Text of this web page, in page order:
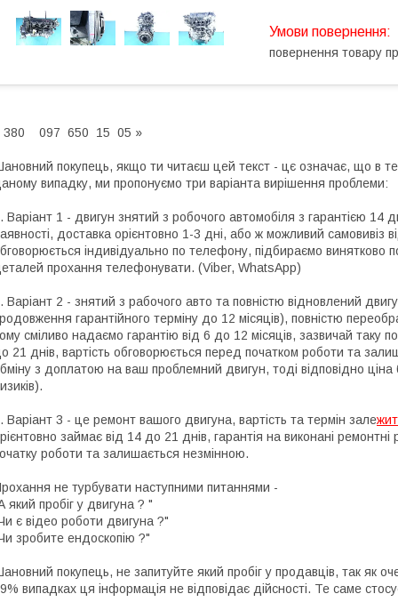
повернення товару
380 097 650 15 05 »
покупець, якщо ти читаєш цей текст - цє означає, що в
випадку, ми пропонуємо три варіанта вирішення проблеми:
Варіант 1 - двигун знятий з робочого автомобіля з гарантією 14
доставка орієнтовно 1-3 дні, або ж можливий самовивіз
індивідуально по телефону, підбираємо винятково
прохання телефонувати. (Viber, WhatsApp)
Варіант 2 - знятий з рабочого авто та повністю відновлений
гарантійного терміну до 12 місяців), повністю
сміливо надаємо гарантію від 6 до 12 місяців, зазвичай таку
21 днів, вартість обговорюється перед початком роботи та
з доплатою на ваш проблемний двигун, тоді відповідно
Варіант 3 - це ремонт вашого двигуна, вартість та термін зале
займає від 14 до 21 днів, гарантія на виконані
роботи та залишається незмінною.
не турбувати наступними питаннями -
який пробіг у двигуна ? "
є відео роботи двигуна ?"
зробите ендоскопію ?"
покупець, не запитуйте який пробіг у продавців, так
випадках ця інформація не відповідає дійсності. Те саме